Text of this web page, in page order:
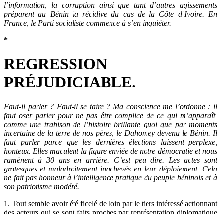
l’information, la corruption ainsi que tant d’autres agissements
préparent au Bénin la récidive du cas de la Côte d’Ivoire. En
France, le Parti socialiste commence à s’en inquiéter.
*
REGRESSION
PRÉJUDICIABLE.
Faut-il parler ? Faut-il se taire ? Ma conscience me l’ordonne : il
faut oser parler pour ne pas être complice de ce qui m’apparaît
comme une trahison de l’histoire brillante quoi que par moments
incertaine de la terre de nos pères, le Dahomey devenu le Bénin. Il
faut parler parce que les dernières élections laissent perplexe,
honteux. Elles maculent la figure enviée de notre démocratie et nous
ramènent à 30 ans en arrière. C’est peu dire. Les actes sont
grotesques et maladroitement inachevés en leur déploiement. Cela
ne fait pas honneur à l’intelligence pratique du peuple béninois et à
son patriotisme modéré.
1. Tout semble avoir été ficelé de loin par le tiers intéressé actionnant
des acteurs qui se sont faits proches par représentation diplomatique